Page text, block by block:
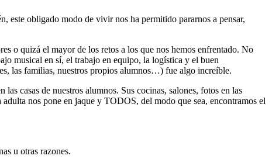
obligado modo de vivir nos ha permitido pararnos a pensar,
o quizá el mayor de los retos a los que nos hemos enfrentado. No
musical en sí, el trabajo en equipo, la logística y el buen
las familias, nuestros propios alumnos…) fue algo increíble.
casas de nuestros alumnos. Sus cocinas, salones, fotos en las
nos pone en jaque y TODOS, del modo que sea, encontramos el
u otras razones.